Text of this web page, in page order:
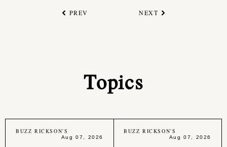
PREV NEXT
Topics
BUZZ RICKSON'S
Aug 07, 2026
BUZZ RICKSON'S
Aug 07, 2026